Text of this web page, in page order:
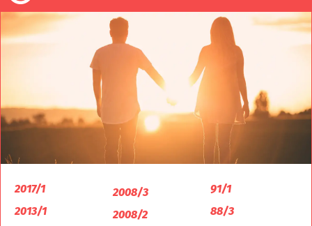
2017/1
2013/1
2008/3
2008/2
91/1
88/3